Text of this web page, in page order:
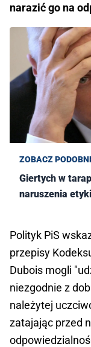
narazić go na
ZOBACZ
Giertych w
naruszenia
Polityk PiS
przepisy
Dubois mogli
niezgodnie z
należytej
zatajając przed